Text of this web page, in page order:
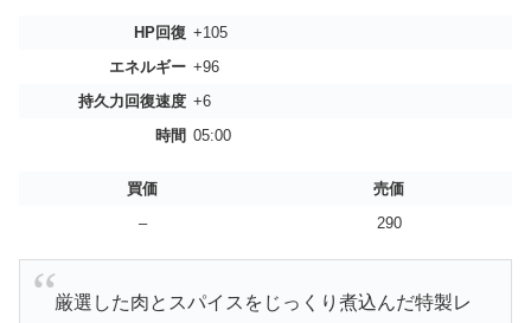
HP回復 +105
エネルギー +96
持久力回復速度 +6
時間 05:00
買価
売価
–
290
厳選した肉とスパイスをじっくり煮込んだ特製レ